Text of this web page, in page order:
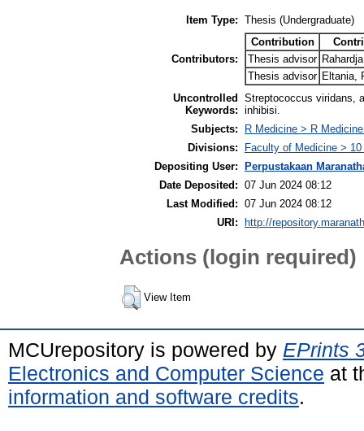
Item Type: Thesis (Undergraduate)
Contributors:
Contribution
Thesis advisor
Thesis advisor Eltania,
Uncontrolled
Keywords:
Streptococcus viridans,
inhibisi.
Subjects:
R Medicine > R
Divisions:
Faculty of Medicine >
Depositing User:
Perpustakaan
Date Deposited: 07 Jun 2024 08:12
Last Modified: 07 Jun 2024 08:12
URI:
http://
Actions (login required)
View Item
MCUrepository is powered by EPrints
Electronics and Computer Science at
information and software credits.